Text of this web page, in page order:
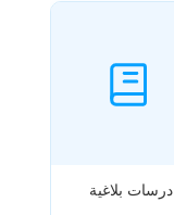
درسات بلاغية